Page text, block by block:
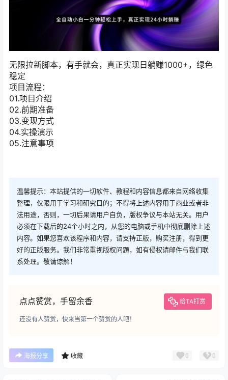
无限拉新脚本，有手就会，真正实现日躺赚1000+，绿色
稳定
项目流程：
01.项目介绍
02.前期准备
03.变现方式
04.实操演示
05.注意事项
温馨提示：本站提供的一切软件、教程和内容信息都来自网络收集
整理，仅限用于学习和研究目的；不得将上述内容用于商业或者非
法用途，否则，一切后果请用户自负，版权争议与本站无关。用户
必须在下载后的24个小时之内，从您的电脑或手机中彻底删除上述
内容。如果您喜欢该程序和内容，请支持正版，购买注册，得到更
好的正版服务。我们非常重视版权问题，如有侵权请邮件与我们联
系处理。敬请谅解！
点点赞赏，手留余香 给TA打赏
还没有人赞赏，快来当第一个赞赏的人吧！
海报分享 收藏 0 0